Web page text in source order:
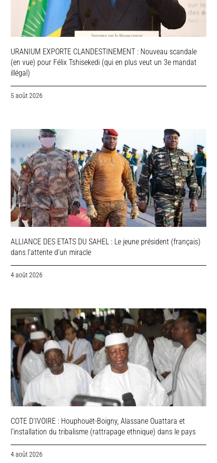
URANIUM EXPORTE CLANDESTINEMENT : Nouveau scandale
(en vue) pour Félix Tshisekedi (qui en plus veut un 3e mandat
illégal)
5 août 2026
ALLIANCE DES ETATS DU SAHEL : Le jeune président (français)
dans l’attente d’un miracle
4 août 2026
COTE D’IVOIRE : Houphouët-Boigny, Alassane Ouattara et
l’installation du tribalisme (rattrapage ethnique) dans le pays
4 août 2026